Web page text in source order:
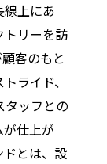
上にあ
トリーを訪
客のもと
ライド、
ッフとの
仕上が
とは、設